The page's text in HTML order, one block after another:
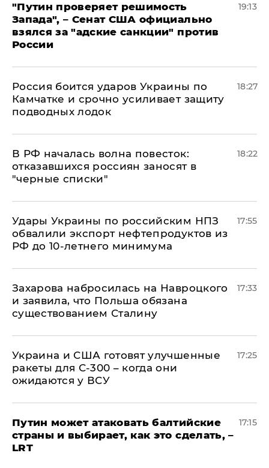
"Путин проверяет решимость
Запада", – Сенат США официально
взялся за "адские санкции" против
России
19:13
Россия боится ударов Украины по
Камчатке и срочно усиливает защиту
подводных лодок
18:27
​В РФ началась волна повесток:
отказавшихся россиян заносят в
"черные списки"
18:22
Удары Украины по российским НПЗ
обвалили экспорт нефтепродуктов из
РФ до 10-летнего минимума
17:55
​Захарова набросилась на Навроцкого
и заявила, что Польша обязана
существованием Сталину
17:33
Украина и США готовят улучшенные
ракеты для С-300 – когда они
ожидаются у ВСУ
17:25
Путин может атаковать балтийские
страны и выбирает, как это сделать, –
LRT
17:15